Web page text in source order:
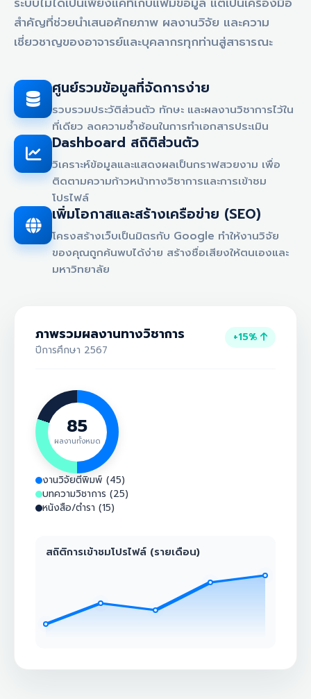
สำคัญที่ช่วยนำเสนอศักยภาพ ผลงานวิจัย และความ
เชี่ยวชาญของอาจารย์และบุคลากรทุกท่านสู่สาธารณะ
ศูนย์รวมข้อมูลที่จัดการง่าย
รวบรวมประวัติส่วนตัว ทักษะ และผลงานวิชาการไว้ใน
ที่เดียว ลดความซ้ำซ้อนในการทำเอกสารประเมิน
Dashboard สถิติส่วนตัว
วิเคราะห์ข้อมูลและแสดงผลเป็นกราฟสวยงาม เพื่อ
ติดตามความก้าวหน้าทางวิชาการและการเข้าชม
โปรไฟล์
เพิ่มโอกาสและสร้างเครือข่าย (SEO)
โครงสร้างเว็บเป็นมิตรกับ Google ทำให้งานวิจัย
ของคุณถูกค้นพบได้ง่าย สร้างชื่อเสียงให้ตนเองและ
มหาวิทยาลัย
ภาพรวมผลงานทางวิชาการ
ปีการศึกษา 2567
+15%
85
ผลงานทั้งหมด
งานวิจัยตีพิมพ์ (45)
บทความวิชาการ (25)
หนังสือ/ตำรา (15)
สถิติการเข้าชมโปรไฟล์ (รายเดือน)